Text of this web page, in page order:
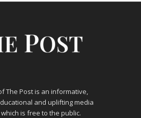
The Post is an informative,
and uplifting media
is free to the public.